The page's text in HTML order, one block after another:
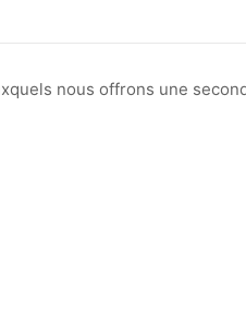
nous offrons une